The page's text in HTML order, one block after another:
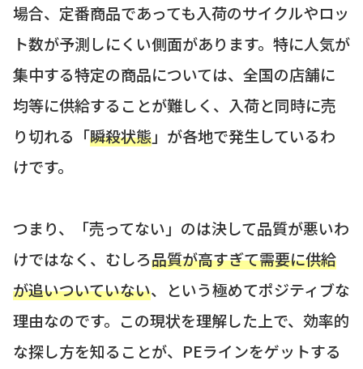
場合、定番商品であっても入荷のサイクルやロッ
ト数が予測しにくい側面があります。特に人気が
集中する特定の商品については、全国の店舗に
均等に供給することが難しく、入荷と同時に売
り切れる「瞬殺状態」が各地で発生しているわ
けです。
つまり、「売ってない」のは決して品質が悪いわ
けではなく、むしろ品質が高すぎて需要に供給
が追いついていない、という極めてポジティブな
理由なのです。この現状を理解した上で、効率的
な探し方を知ることが、PEラインをゲットする